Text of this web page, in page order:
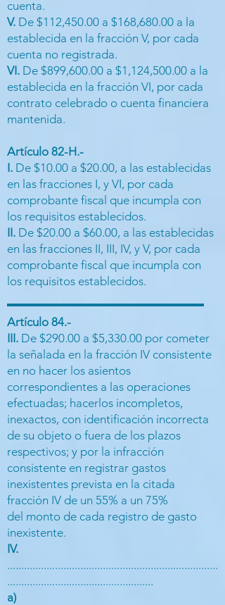
cuenta.
V. De $112,450.00 a $168,680.00 a la
establecida en la fracción V, por cada
cuenta no registrada.
VI. De $899,600.00 a $1,124,500.00 a la
establecida en la fracción VI, por cada
contrato celebrado o cuenta financiera
mantenida.
Artículo 82-H.-
I. De $10.00 a $20.00, a las establecidas
en las fracciones I, y VI, por cada
comprobante fiscal que incumpla con
los requisitos establecidos.
II. De $20.00 a $60.00, a las establecidas
en las fracciones II, III, IV, y V, por cada
comprobante fiscal que incumpla con
los requisitos establecidos.
Artículo 84.-
III. De $290.00 a $5,330.00 por cometer
la señalada en la fracción IV consistente
en no hacer los asientos
correspondientes a las operaciones
efectuadas; hacerlos incompletos,
inexactos, con identificación incorrecta
de su objeto o fuera de los plazos
respectivos; y por la infracción
consistente en registrar gastos
inexistentes prevista en la citada
fracción IV de un 55% a un 75%
del monto de cada registro de gasto
inexistente.
IV.
...........................................................................
....................................................
a)